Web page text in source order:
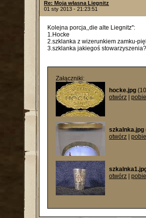
Re: Moja własna Liegnitz
01 sty 2013 - 21:23:51
Kolejna porcja,,die alte Liegnitz'':
1.Hocke
2.szklanka z wizerunkiem zamku-
3.szklanka jakiegoś stowarzyszenia?
Załączniki:
hocke.jpg
otwórz
szkalnka.jpg
otwórz
otwórz